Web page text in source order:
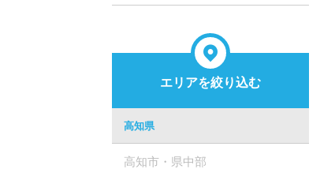
エリアを絞り込む
高知県
高知市・県中部